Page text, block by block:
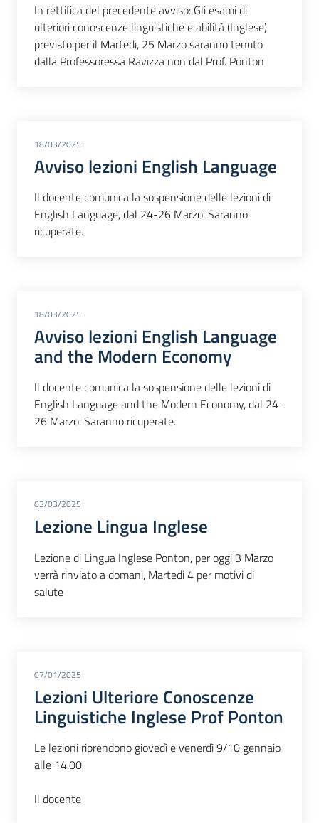
In rettifica del precedente avviso: Gli esami di
ulteriori conoscenze linguistiche e abilità (Inglese)
previsto per il Martedi, 25 Marzo saranno tenuto
dalla Professoressa Ravizza non dal Prof. Ponton
18/03/2025
Avviso lezioni English Language
Il docente comunica la sospensione delle lezioni di
English Language, dal 24-26 Marzo. Saranno
ricuperate.
18/03/2025
Avviso lezioni English Language
and the Modern Economy
Il docente comunica la sospensione delle lezioni di
English Language and the Modern Economy, dal 24-
26 Marzo. Saranno ricuperate.
03/03/2025
Lezione Lingua Inglese
Lezione di Lingua Inglese Ponton, per oggi 3 Marzo
verrà rinviato a domani, Martedi 4 per motivi di
salute
07/01/2025
Lezioni Ulteriore Conoscenze
Linguistiche Inglese Prof Ponton
Le lezioni riprendono giovedì e venerdì 9/10 gennaio
alle 14.00
Il docente